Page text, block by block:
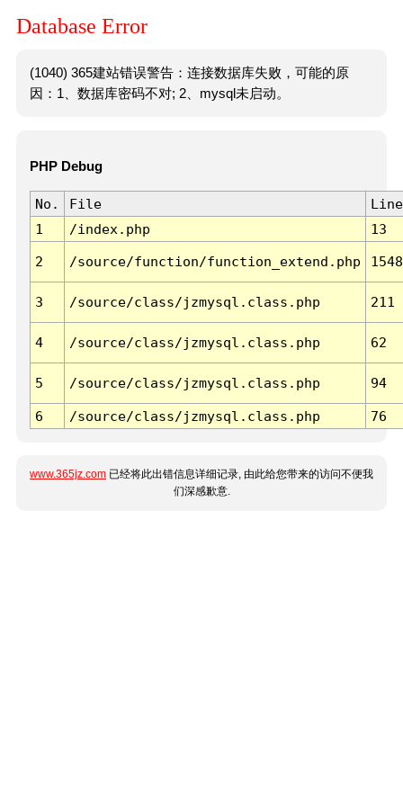
Database Error
(1040) 365建站错误警告：连接数据库失败，可能的原
因：1、数据库密码不对; 2、mysql未启动。
PHP Debug
No. File
Line
1
/index.php 13
2 /source/function/function_extend.php 1548
3 /source/class/jzmysql.class.php 211
4 /source/class/jzmysql.class.php 62
5 /source/class/jzmysql.class.php 94
6 /source/class/jzmysql.class.php 76
www.365jz.com 已经将此出错信息详细记录, 由此给您带来的访问不便我
们深感歉意.